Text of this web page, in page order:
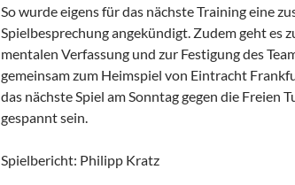
So wurde eigens für das nächste Training eine
Spielbesprechung angekündigt. Zudem geht es
mentalen Verfassung und zur Festigung des
gemeinsam zum Heimspiel von Eintracht
das nächste Spiel am Sonntag gegen die Freien
gespannt sein.
Spielbericht: Philipp Kratz